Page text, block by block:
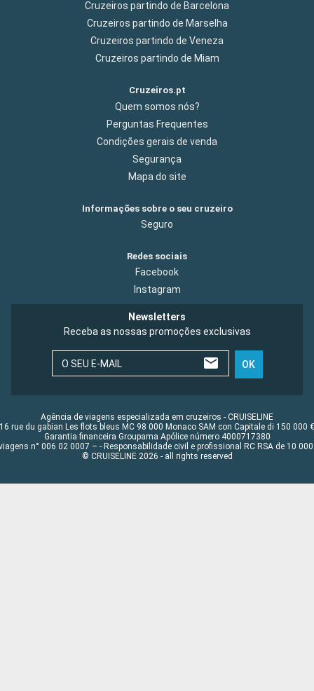
Cruzeiros partindo de Barcelona
Cruzeiros partindo de Marselha
Cruzeiros partindo de Veneza
Cruzeiros partindo de Miam
Cruzeiros.pt
Quem somos nós?
Perguntas Frequentes
Condições gerais de venda
Segurança
Mapa do site
Informações sobre o seu cruzeiro
Seguro
Redes sociais
Facebook
Instagram
Newsletters
Receba as nossas promoções exclusivas
O SEU E-MAIL OK
Agência de viagens especializada em cruzeiros - CRUISELINE
16 rue du gabian Les flots bleus MC 98 000 Monaco SAM con Capitale di 150 000 €
Garantia financeira Groupama Apólice número 4000717380
n° 006 02 0007 – - Responsabilidade civil e profissional RC RSA de 10 000
© CRUISELINE 2026 - all rights reserved